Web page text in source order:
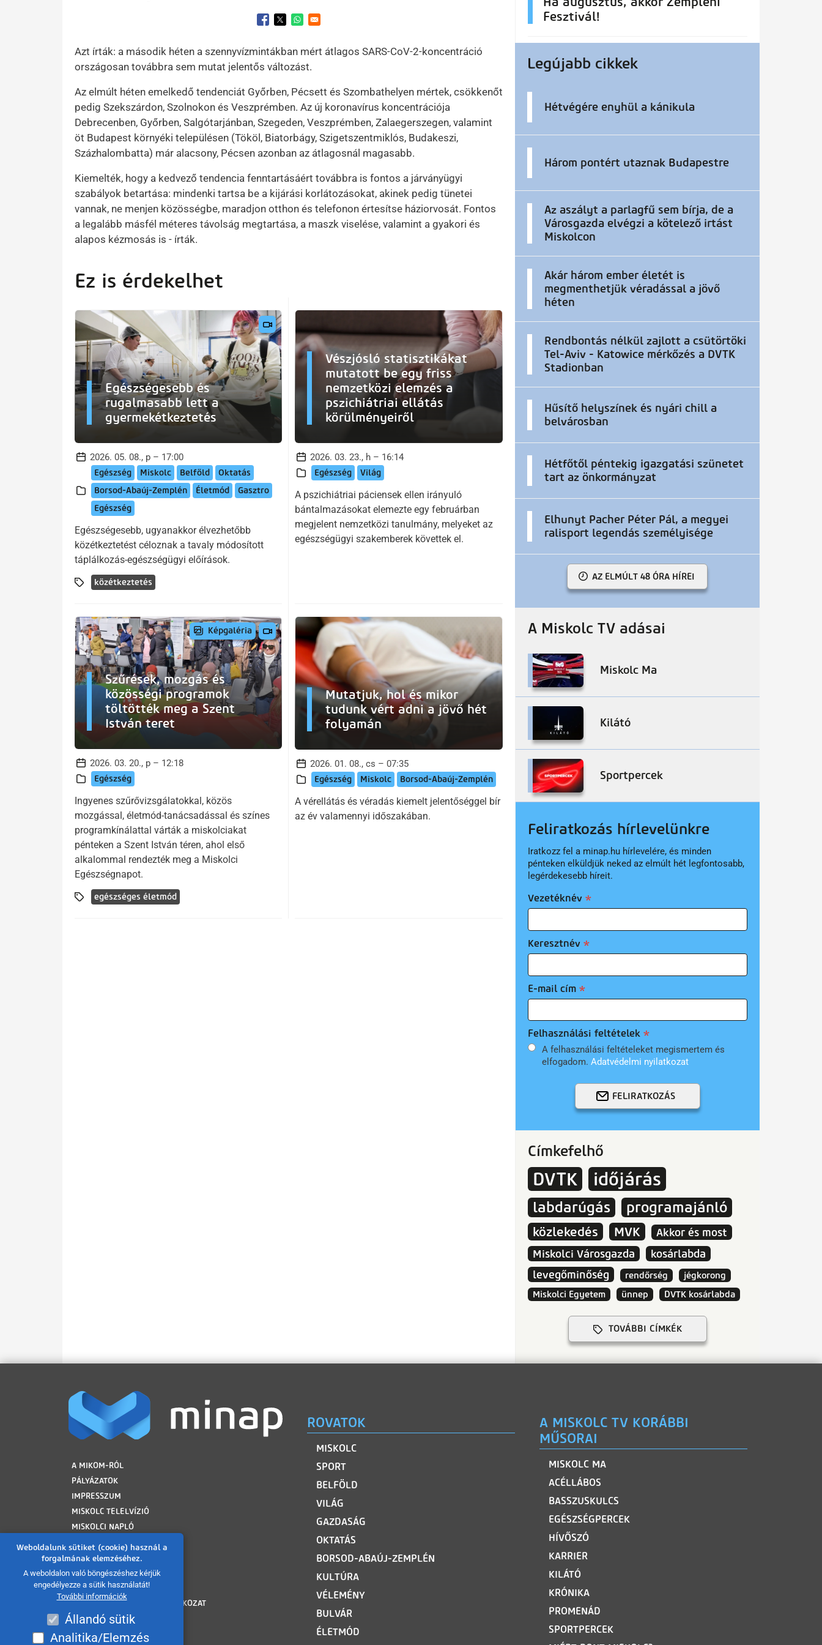
Weboldalunk sütiket (cookie) használ a
forgalmának elemzéséhez.
A weboldalon való böngészéshez kérjük
engedélyezze a sütik használatát!
További információk
Állandó sütik
Analitika/Elemzés
Opens in a new window
Opens in a new window
Opens in a new window
Azt írták: a második héten a szennyvízmintákban mért átlagos SARS-CoV-2-koncentráció
országosan továbbra sem mutat jelentős változást.
Az elmúlt héten emelkedő tendenciát Győrben, Pécsett és Szombathelyen mértek, csökkenőt
pedig Szekszárdon, Szolnokon és Veszprémben. Az új koronavírus koncentrációja
Debrecenben, Győrben, Salgótarjánban, Szegeden, Veszprémben, Zalaegerszegen, valamint
öt Budapest környéki településen (Tököl, Biatorbágy, Szigetszentmiklós, Budakeszi,
Százhalombatta) már alacsony, Pécsen azonban az átlagosnál magasabb.
Kiemelték, hogy a kedvező tendencia fenntartásáért továbbra is fontos a járványügyi
szabályok betartása: mindenki tartsa be a kijárási korlátozásokat, akinek pedig tünetei
vannak, ne menjen közösségbe, maradjon otthon és telefonon értesítse háziorvosát. Fontos
a legalább másfél méteres távolság megtartása, a maszk viselése, valamint a gyakori és
alapos kézmosás is - írták.
Ez is érdekelhet
Egészségesebb és
rugalmasabb lett a
gyermekétkeztetés
2026. 05. 08., p – 17:00
Egészség Miskolc Belföld
Oktatás
Borsod-Abaúj-Zemplén
Életmód
Gasztro
Egészség
Egészségesebb, ugyanakkor élvezhetőbb
közétkeztetést céloznak a tavaly módosított
táplálkozás-egészségügyi előírások.
közétkeztetés
Vészjósló statisztikákat
mutatott be egy friss
nemzetközi elemzés a
pszichiátriai ellátás
körülményeiről
2026. 03. 23., h – 16:14
Egészség Világ
A pszichiátriai páciensek ellen irányuló
bántalmazásokat elemezte egy februárban
megjelent nemzetközi tanulmány, melyeket az
egészségügyi szakemberek követtek el.
Képgaléria
Szűrések, mozgás és
közösségi programok
töltötték meg a Szent
István teret
2026. 03. 20., p – 12:18
Egészség
Ingyenes szűrővizsgálatokkal, közös
mozgással, életmód-tanácsadással és színes
programkínálattal várták a miskolciakat
pénteken a Szent István téren, ahol első
alkalommal rendezték meg a Miskolci
Egészségnapot.
egészséges életmód
Mutatjuk, hol és mikor
tudunk vért adni a jövő hét
folyamán
2026. 01. 08., cs – 07:35
Egészség Miskolc Borsod-Abaúj-Zemplén
A vérellátás és véradás kiemelt jelentőséggel bír
az év valamennyi időszakában.
Fesztivál!
Legújabb cikkek
Hétvégére enyhül a kánikula
Három pontért utaznak Budapestre
Az aszályt a parlagfű sem bírja, de a
Városgazda elvégzi a kötelező irtást
Miskolcon
Akár három ember életét is
megmenthetjük véradással a jövő
héten
Rendbontás nélkül zajlott a csütörtöki
Tel-Aviv - Katowice mérkőzés a DVTK
Stadionban
Hűsítő helyszínek és nyári chill a
belvárosban
Hétfőtől péntekig igazgatási szünetet
tart az önkormányzat
Elhunyt Pacher Péter Pál, a megyei
ralisport legendás személyisége
AZ ELMÚLT 48 ÓRA HÍREI
A Miskolc TV adásai
Miskolc Ma
Kilátó
Sportpercek
Feliratkozás hírlevelünkre
Iratkozz fel a minap.hu hírlevelére, és minden
pénteken elküldjük neked az elmúlt hét legfontosabb,
legérdekesebb híreit.
Vezetéknév
Keresztnév
E-mail cím
Felhasználási feltételek
A felhasználási feltételeket megismertem és
elfogadom. Adatvédelmi nyilatkozat
FELIRATKOZÁS
Címkefelhő
DVTK időjárás
labdarúgás programajánló
közlekedés MVK
Akkor és most
Miskolci Városgazda
kosárlabda
levegőminőség
rendőrség
jégkorong
Miskolci Egyetem
ünnep DVTK kosárlabda
TOVÁBBI CÍMKÉK
LÁBLÉC
A MIKOM-RÓL
PÁLYÁZATOK
IMPRESSZUM
MISKOLC TELELVÍZIÓ
MISKOLCI NAPLÓ
FELHASZNÁLÁSI FELTÉTELEK
ADATVÉDELMI TÁJÉKOZTATÓ
SÜTI TÁJÉKOZTATÓ
AKADÁLYMENTESÍTÉSI NYILATKOZAT
KÖZÉRDEKŰ ADATOK
KÖZADATKERESŐ
ROVATOK
MISKOLC
SPORT
BELFÖLD
VILÁG
GAZDASÁG
OKTATÁS
BORSOD-ABAÚJ-ZEMPLÉN
KULTÚRA
VÉLEMÉNY
BULVÁR
ÉLETMÓD
A MISKOLC TV KORÁBBI
MŰSORAI
MISKOLC MA
ACÉLLÁBOS
BASSZUSKULCS
EGÉSZSÉGPERCEK
HÍVŐSZÓ
KARRIER
KILÁTÓ
KRÓNIKA
PROMENÁD
SPORTPERCEK